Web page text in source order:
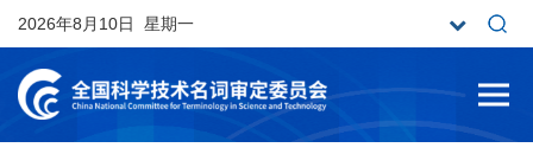
2026年8月10日 星期一